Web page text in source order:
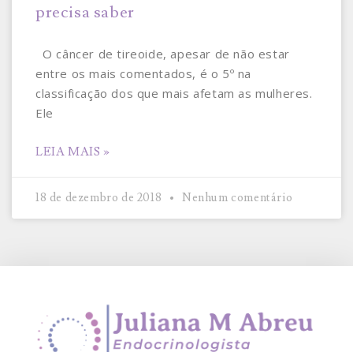
precisa saber
O câncer de tireoide, apesar de não estar
entre os mais comentados, é o 5º na
classificação dos que mais afetam as mulheres.
Ele
LEIA MAIS »
18 de dezembro de 2018 Nenhum comentário